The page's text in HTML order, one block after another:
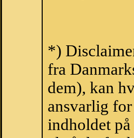
*)
fra
dem), kan
ansvarlig
indholdet